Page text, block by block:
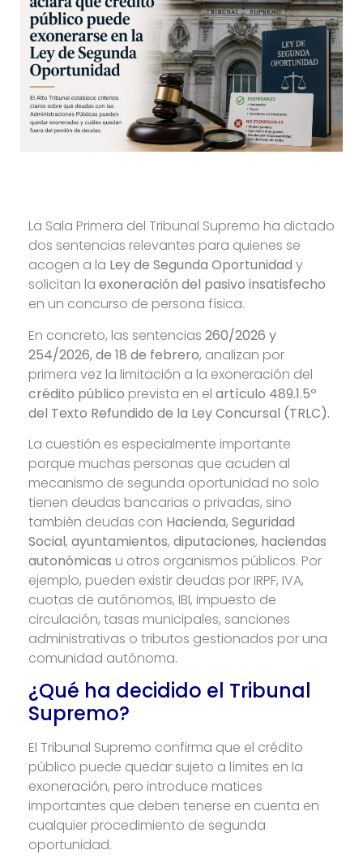
La Sala Primera del Tribunal Supremo ha dictado
dos sentencias relevantes para quienes se
acogen a la Ley de Segunda Oportunidad y
solicitan la exoneración del pasivo insatisfecho
en un concurso de persona física.
En concreto, las sentencias 260/2026 y
254/2026, de 18 de febrero, analizan por
primera vez la limitación a la exoneración del
crédito público prevista en el artículo 489.1.5º
del Texto Refundido de la Ley Concursal (TRLC).
La cuestión es especialmente importante
porque muchas personas que acuden al
mecanismo de segunda oportunidad no solo
tienen deudas bancarias o privadas, sino
también deudas con Hacienda, Seguridad
Social, ayuntamientos, diputaciones, haciendas
autonómicas u otros organismos públicos. Por
ejemplo, pueden existir deudas por IRPF, IVA,
cuotas de autónomos, IBI, impuesto de
circulación, tasas municipales, sanciones
administrativas o tributos gestionados por una
comunidad autónoma.
¿Qué ha decidido el Tribunal
Supremo?
El Tribunal Supremo confirma que el crédito
público puede quedar sujeto a límites en la
exoneración, pero introduce matices
importantes que deben tenerse en cuenta en
cualquier procedimiento de segunda
oportunidad.